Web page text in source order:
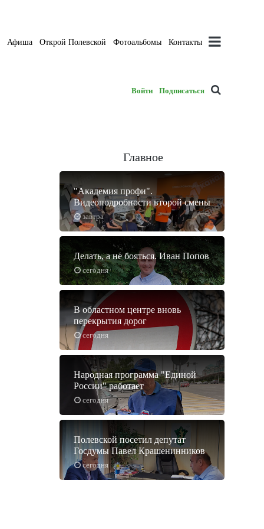
Афиша Открой Полевской Фотоальбомы Контакты
Войти Подписаться
Главное
завтра
"Академия профи".
Видеоподробности второй смены
сегодня
Делать, а не бояться. Иван Попов
сегодня
В областном центре вновь
перекрытия дорог
сегодня
Народная программа "Единой
России" работает
сегодня
Полевской посетил депутат
Госдумы Павел Крашенинников